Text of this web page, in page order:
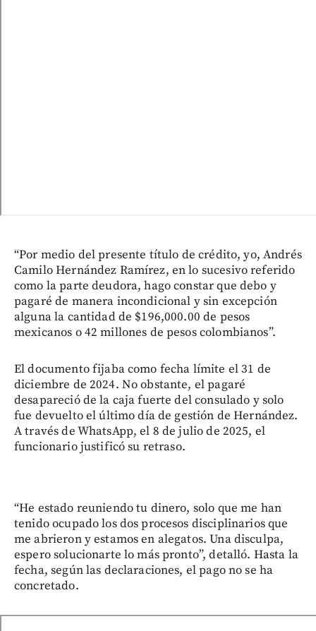
“Por medio del presente título de crédito, yo, Andrés
Camilo Hernández Ramírez, en lo sucesivo referido
como la parte deudora, hago constar que debo y
pagaré de manera incondicional y sin excepción
alguna la cantidad de $196,000.00 de pesos
mexicanos o 42 millones de pesos colombianos”.
El documento fijaba como fecha límite el 31 de
diciembre de 2024. No obstante, el pagaré
desapareció de la caja fuerte del consulado y solo
fue devuelto el último día de gestión de Hernández.
A través de WhatsApp, el 8 de julio de 2025, el
funcionario justificó su retraso.
“He estado reuniendo tu dinero, solo que me han
tenido ocupado los dos procesos disciplinarios que
me abrieron y estamos en alegatos. Una disculpa,
espero solucionarte lo más pronto”, detalló. Hasta la
fecha, según las declaraciones, el pago no se ha
concretado.